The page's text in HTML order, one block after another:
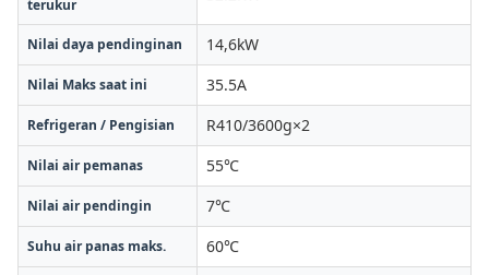
terukur
Nilai daya pendinginan 14,6kW
Nilai Maks saat ini 35.5A
Refrigeran / Pengisian R410/3600g×2
Nilai air pemanas 55℃
Nilai air pendingin 7℃
Suhu air panas maks. 60℃